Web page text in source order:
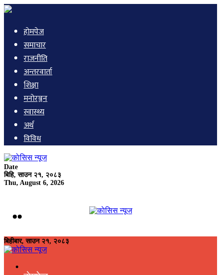
हाेमपेज
समाचार
राजनीति
अन्तरवार्ता
शिक्षा
मनाेरञ्जन
स्वास्थ्य
अर्थ
विविध
Date
बिहि, साउन २१, २०८३
Thu, August 6, 2026
बिहीबार, साउन २१, २०८३